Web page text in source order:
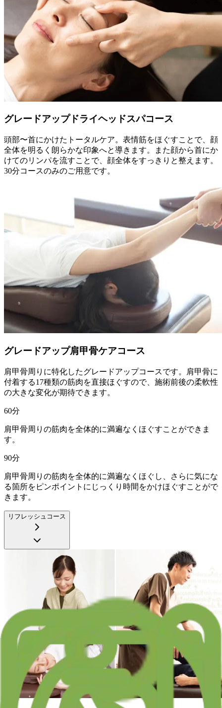
グレードアップドライヘッドスパコース
頭部〜首にかけたトータルケア。表情筋をほぐすことで、顔
全体を明るく朗らかな印象へと導きます。また顔から首にか
けてのリンパを流すことで、顔全体をすっきりと整えます。
30分コースのみのご用意です。
グレードアップ肩甲骨ケアコース
肩甲骨周りに特化したグレードアップコースです。肩甲骨に
付着する17種類の筋肉を直接ほぐすので、施術前後の柔軟性
の大きな変化が期待できます。
60分
肩甲骨周りの筋肉を全体的に満遍なくほぐすことができま
す。
90分
肩甲骨周りの筋肉を全体的に満遍なくほぐし、さらに気にな
る箇所をピンポイントにじっくり時間をかけほぐすことがで
きます。
リフレッシュコース